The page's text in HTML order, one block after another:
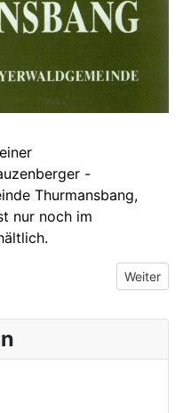
-
Thurmansbang,
nur noch im
Dreiburgenland Nächster
Weiter